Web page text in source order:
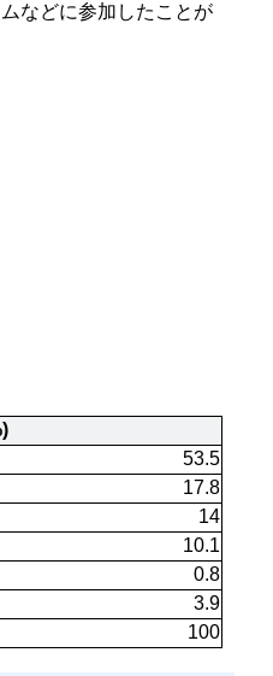
などに参加したことが
53.5
17.8
14
10.1
0.8
3.9
100